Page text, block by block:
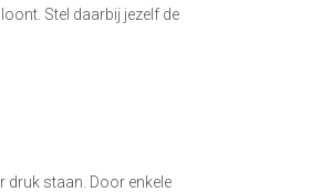
Stel daarbij jezelf de
druk staan. Door enkele